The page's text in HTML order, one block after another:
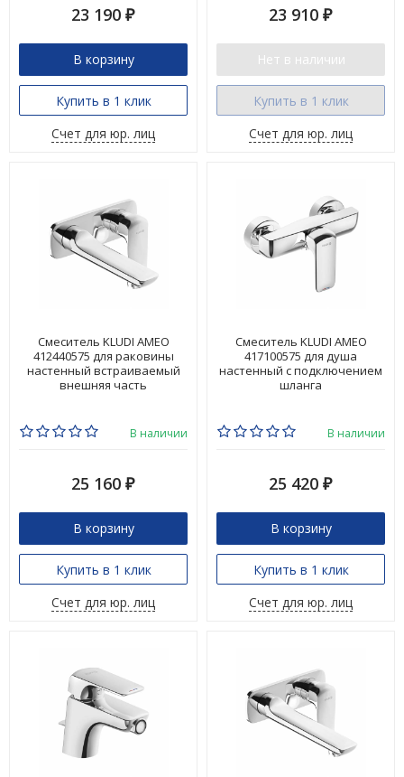
23 190 ₽
В корзину
Купить в 1 клик
Счет для юр. лиц
23 910 ₽
Нет в наличии
Купить в 1 клик
Счет для юр. лиц
Смеситель KLUDI AMEO
412440575 для раковины
настенный встраиваемый
внешняя часть
В наличии
25 160 ₽
В корзину
Купить в 1 клик
Счет для юр. лиц
Смеситель KLUDI AMEO
417100575 для душа
настенный с подключением
шланга
В наличии
25 420 ₽
В корзину
Купить в 1 клик
Счет для юр. лиц